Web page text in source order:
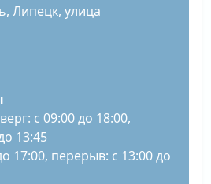
Липецк, улица
с 09:00 до 18:00,
13:45
17:00, перерыв: с 13:00 до